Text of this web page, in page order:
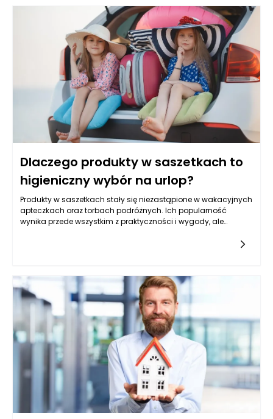
momencie potrafią skutecznie zakłócić nawet najlepiej
zorganizowane wakacje. Produkty w saszetkach pozwalają
zmniejszyć ryzyko takich sytuacji, oferując wygodny i logiczny
sposób zarządzania akcesoriami zdrowotnymi oraz
produktami pielęgnacyjnymi. Dzięki nim można zadbać nie
tylko o bezpieczeństwo własne i bliskich, ale także o komfort
psychiczny, który jest podstawą udanego wypoczynku. To
rozwiązanie wpisuje się w nowoczesne podejście do
podróżowania – świadome, minimalistyczne i oparte na
funkcjonalności.
Dlaczego produkty w saszetkach to
higieniczny wybór na urlop?
Produkty w saszetkach stały się niezastąpione w wakacyjnych
apteczkach oraz torbach podróżnych. Ich popularność
wynika przede wszystkim z praktyczności i wygody, ale
powinny znaleźć się w naszej bagażu, zwłaszcza podczas
wakacyjnych wyjazdów.